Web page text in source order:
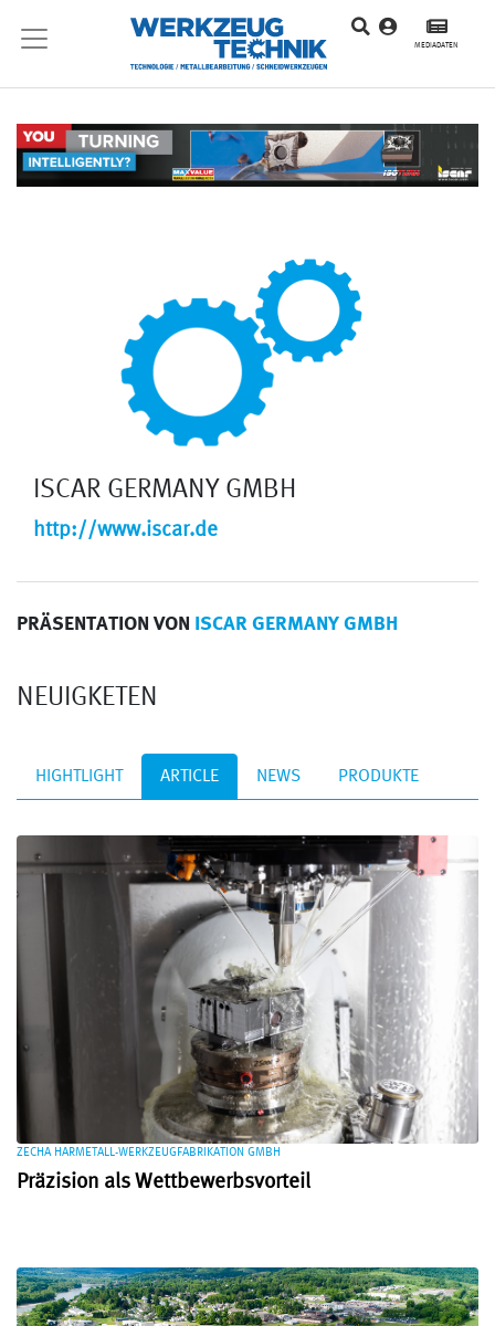
MEDIADATEN
ISCAR GERMANY GMBH
http://www.iscar.de
PRÄSENTATION VON ISCAR GERMANY GMBH
NEUIGKETEN
HIGHTLIGHT ARTICLE NEWS PRODUKTE
ZECHA HARMETALL-WERKZEUGFABRIKATION GMBH
Präzision als Wettbewerbsvorteil